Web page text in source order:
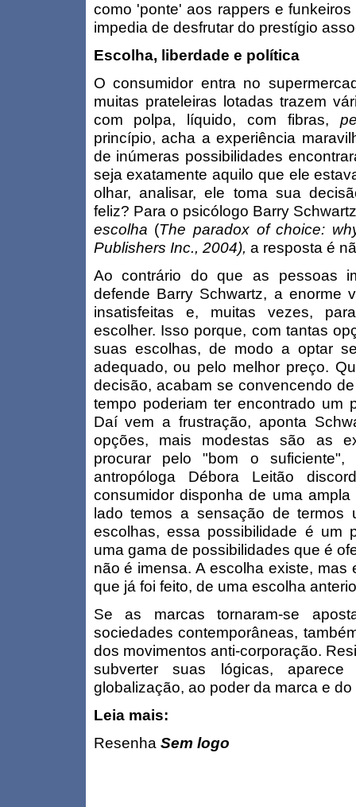
como 'ponte' aos rappers e
impedia de desfrutar do prestígio
Escolha, liberdade e política
O consumidor entra no
muitas prateleiras lotadas trazem
com polpa, líquido, com fibras,
princípio, acha a experiência
de inúmeras possibilidades
seja exatamente aquilo que ele
olhar, analisar, ele toma sua
feliz? Para o psicólogo Barry
escolha (The paradox of choice:
Publishers Inc., 2004), a resposta é
Ao contrário do que as pessoas
defende Barry Schwartz, a enorme
insatisfeitas e, muitas vezes,
escolher. Isso porque, com tantas
suas escolhas, de modo a optar
adequado, ou pelo melhor preço.
decisão, acabam se convencendo
tempo poderiam ter encontrado um
Daí vem a frustração, aponta
opções, mais modestas são as
procurar pelo "bom o
antropóloga Débora Leitão
consumidor disponha de uma
lado temos a sensação de termos
escolhas, essa possibilidade é um
uma gama de possibilidades que é
não é imensa. A escolha existe,
que já foi feito, de uma escolha
Se as marcas tornaram-se
sociedades contemporâneas,
dos movimentos anti-corporação.
subverter suas lógicas,
globalização, ao poder da marca e do
Leia mais:
Resenha Sem logo